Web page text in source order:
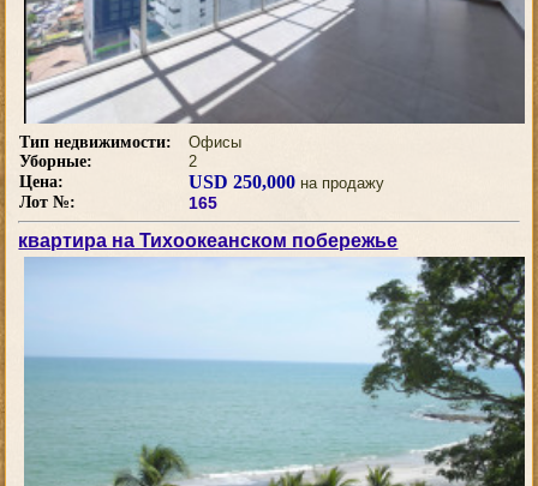
Тип недвижимости:
Офисы
Уборные:
2
Цена:
USD 250,000 на продажу
Лот №:
165
квартира на Тихоокеанском побережье